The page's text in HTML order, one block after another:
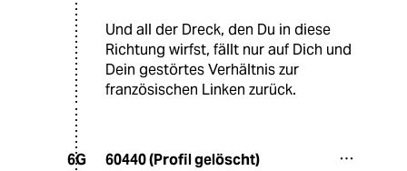
Und all der Dreck, den Du in diese
Richtung wirfst, fällt nur auf Dich und
Dein gestörtes Verhältnis zur
französischen Linken zurück.
6G 60440 (Profil gelöscht)